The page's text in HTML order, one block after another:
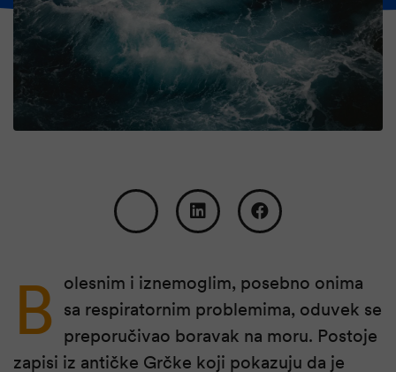
B olesnim i iznemoglim, posebno onima
sa respiratornim problemima, oduvek se
preporučivao boravak na moru. Postoje
zapisi iz antičke Grčke koji pokazuju da je